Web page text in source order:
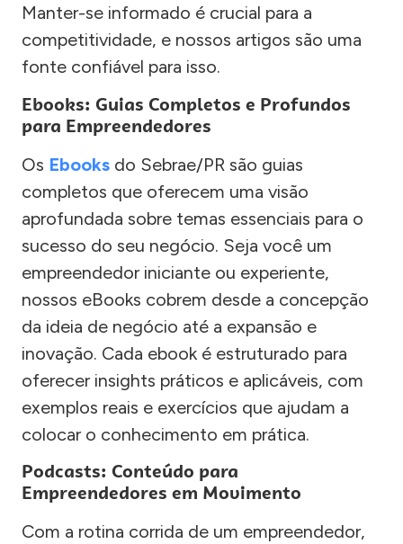
Manter-se informado é crucial para a
competitividade, e nossos artigos são uma
fonte confiável para isso.
Ebooks: Guias Completos e Profundos
para Empreendedores
Os Ebooks do Sebrae/PR são guias
completos que oferecem uma visão
aprofundada sobre temas essenciais para o
sucesso do seu negócio. Seja você um
empreendedor iniciante ou experiente,
nossos eBooks cobrem desde a concepção
da ideia de negócio até a expansão e
inovação. Cada ebook é estruturado para
oferecer insights práticos e aplicáveis, com
exemplos reais e exercícios que ajudam a
colocar o conhecimento em prática.
Podcasts: Conteúdo para
Empreendedores em Movimento
Com a rotina corrida de um empreendedor,